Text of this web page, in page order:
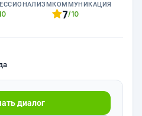
КОММУНИКАЦИЯ
7/10
диалог